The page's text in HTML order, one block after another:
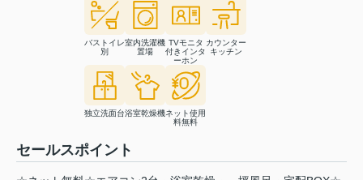
バストイレ
別
室内洗濯機
置場
TVモニタ
付きインタ
ーホン
カウンター
キッチン
独立洗面台浴室乾燥機ネット使用
料無料
セールスポイント